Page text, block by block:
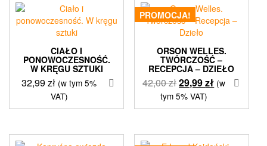
CIAŁO I
PONOWOCZESNOŚĆ.
W KRĘGU SZTUKI
32,99zł (w tym 5%
VAT)
PROMOCJA!
ORSON WELLES.
TWÓRCZOŚĆ –
RECEPCJA – DZIEŁO
42,00złPierwotna
cena
wynosiła:
29,99złAktualna
wynosi:
(w
tym 5% VAT)